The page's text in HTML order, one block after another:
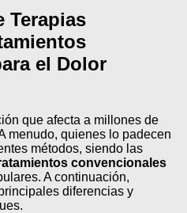
Terapias
el Dolor
que afecta a millones de
menudo, quienes lo padecen
métodos, siendo las
convencionales
A continuación,
diferencias y